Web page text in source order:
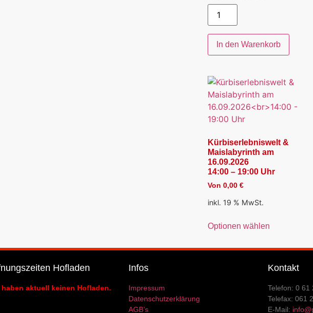
In den Warenkorb
Kürbiserlebniswelt &
Maislabyrinth am
16.09.2026
14:00 – 19:00 Uhr
Von 0,00 €
inkl. 19 % MwSt.
Optionen wählen
Hofladen
haben aktuell keinen Hofladen.
Infos
Impressum
Datenschutzerklärung
AGB’s
Kontakt
Telefon: 0 61
Telefax: 061
E-Mail: